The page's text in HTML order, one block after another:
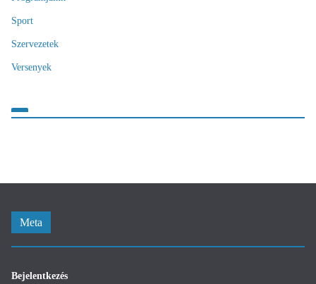
Sport
Szervezetek
Versenyek
Meta
Bejelentkezés